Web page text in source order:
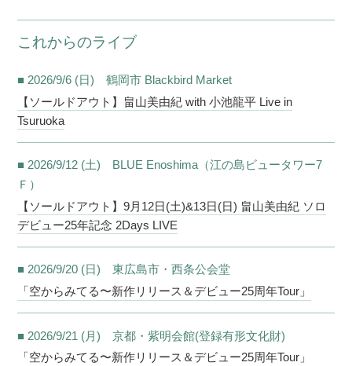
これからのライブ
■ 2026/9/6 (日) 鶴岡市 Blackbird Market
【ソールドアウト】畠山美由紀 with 小池龍平 Live in
Tsuruoka
■ 2026/9/12 (土) BLUE Enoshima（江の島ビュータワー7
Ｆ）
【ソールドアウト】9月12日(土)&13日(日) 畠山美由紀 ソロ
デビュー25年記念 2Days LIVE
■ 2026/9/20 (日) 東広島市・西条公会堂
「空からみてる〜新作リリース＆デビュー25周年Tour」
■ 2026/9/21 (月) 京都・紫明会館(登録有形文化財)
「空からみてる〜新作リリース＆デビュー25周年Tour」